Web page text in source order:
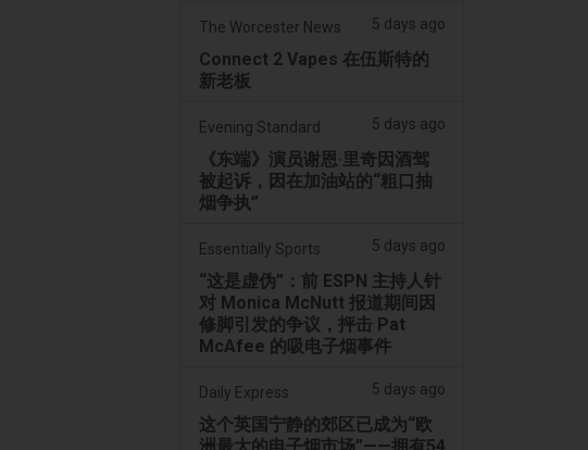
The Worcester News 5 days ago
Connect 2 Vapes 在伍斯特的
新老板
Evening Standard 5 days ago
《东端》演员谢恩·里奇因酒驾
被起诉，因在加油站的“粗口抽
烟争执”
Essentially Sports 5 days ago
“这是虚伪”：前 ESPN 主持人针
对 Monica McNutt 报道期间因
修脚引发的争议，抨击 Pat
McAfee 的吸电子烟事件
Daily Express 5 days ago
这个英国宁静的郊区已成为“欧